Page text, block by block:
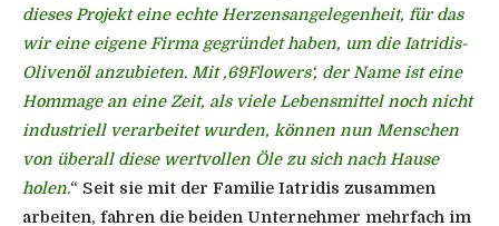
dieses Projekt eine echte Herzensangelegenheit, für das
wir eine eigene Firma gegründet haben, um die Iatridis-
Olivenöl anzubieten. Mit ‚69Flowers‘, der Name ist eine
Hommage an eine Zeit, als viele Lebensmittel noch nicht
industriell verarbeitet wurden, können nun Menschen
von überall diese wertvollen Öle zu sich nach Hause
holen.“ Seit sie mit der Familie Iatridis zusammen
arbeiten, fahren die beiden Unternehmer mehrfach im